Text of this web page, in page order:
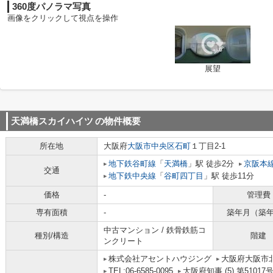
360度パノラマ写真
画像をクリックして視点を操作
展望
天満橋スカイハイツ の物件概要
所在地 大阪府大阪市中央区石町 １丁目2-1
交通
地下鉄谷町線 「 天満橋 」駅 徒歩2分
京阪本
地下鉄中央線 「 谷町四丁目 」駅 徒歩11分
価格 -
管理費
専有面積
- 築年月（築
種別/構造
中古マンション / 鉄骨鉄筋コ
ンクリート
階建
株式会社アセントハウジング
大阪府大阪市
TEL:06-6585-0095
大阪府知事 (5) 第51017号